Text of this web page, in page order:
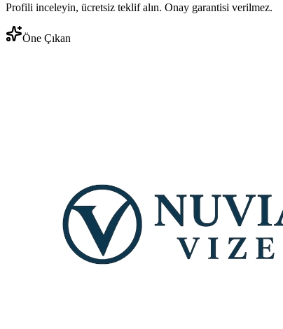
Profili inceleyin, ücretsiz teklif alın. Onay garantisi verilmez.
Öne Çıkan